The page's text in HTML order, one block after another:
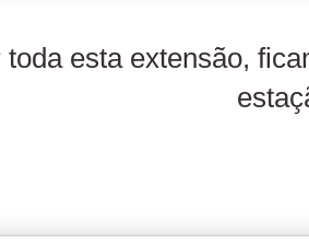
toda esta extensão,